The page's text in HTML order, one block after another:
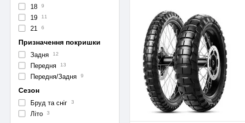
18 9
19 11
21 6
Призначення покришки
Задня 12
Передня 13
Передня/Задня 9
Сезон
Бруд та сніг 3
Літо 3